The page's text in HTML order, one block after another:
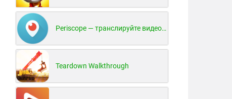
Periscope — транслируйте видео в реальном времени!
Teardown Walkthrough